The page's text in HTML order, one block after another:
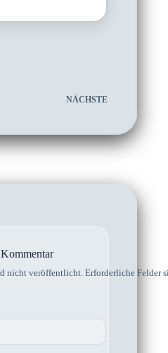
NÄCHSTE
nicht veröffentlicht. Erforderliche Felder